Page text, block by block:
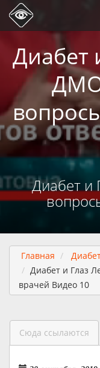
Диабет
ДМО
Диабет и
Главная
Диабет и Глаз
врачей Видео 10
Сюда ссылаются